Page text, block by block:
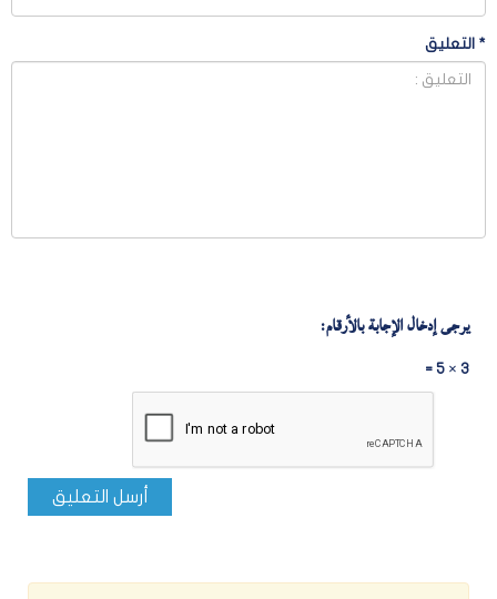
* التعليق
يرجى إدخال الإجابة بالأرقام:
3 × 5 =
أرسل التعليق